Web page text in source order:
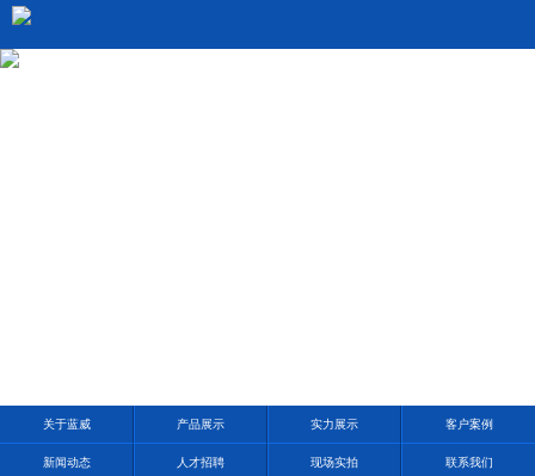
关于蓝威 产品展示 实力展示 客户案例
新闻动态 人才招聘 现场实拍 联系我们